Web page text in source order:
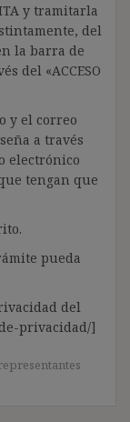
y tramitarla
del
la barra de
del «ACCESO
y el correo
a través
electrónico
tengan que
pueda
del
privacidad/]